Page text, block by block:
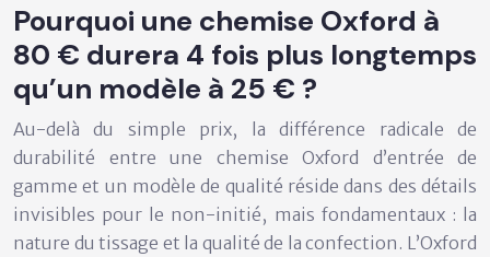
Pourquoi une chemise Oxford à
80 € durera 4 fois plus longtemps
qu’un modèle à 25 € ?
Au-delà du simple prix, la différence radicale de
durabilité entre une chemise Oxford d’entrée de
gamme et un modèle de qualité réside dans des détails
invisibles pour le non-initié, mais fondamentaux : la
nature du tissage et la qualité de la confection . L’Oxford